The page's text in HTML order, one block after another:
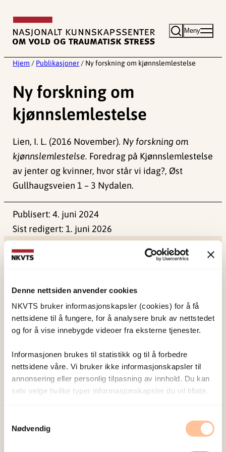
Denne nettsiden anvender cookies
NKVTS bruker informasjonskapsler (cookies) for å få
nettsidene til å fungere, for å analysere bruk av nettstedet
og for å vise innebygde videoer fra eksterne tjenester.
Informasjonen brukes til statistikk og til å forbedre
nettsidene våre. Vi bruker ikke informasjonskapsler til
annonsering eller personlig tilpasning av innhold. Du kan
selv velge hvilke typer informasjonskapsler du vil tillate.
Nødvendig
innhold
Meny
Hjem / Publikasjoner / Ny forskning om kjønnslemlestelse
Ny forskning om
kjønnslemlestelse
Lien, I. L. (2016 November). Ny forskning om
kjønnslemlestelse. Foredrag på Kjønnslemlestelse
av jenter og kvinner, hvor står vi idag?, Øst
Gullhaugsveien 1 – 3 Nydalen.
Publisert:4. juni 2024
Sist redigert: 1. juni 2026
NKVTS utvikler og sprer kunnskap og kompetanse
om vold og traumatisk stress. Formålet er å bidra
til å forebygge og redusere de helsemessige og
sosiale konsekvensene som vold og traumatisk
stress kan medføre.
Om oss
Ledige stillinger